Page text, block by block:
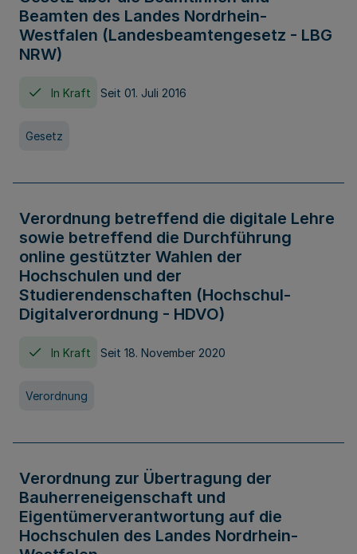
Beamten des Landes Nordrhein-
Westfalen (Landesbeamtengesetz - LBG
NRW)
In Kraft Seit 01. Juli 2016
Gesetz
Verordnung betreffend die digitale Lehre
sowie betreffend die Durchführung
online gestützter Wahlen der
Hochschulen und der
Studierendenschaften (Hochschul-
Digitalverordnung - HDVO)
In Kraft Seit 18. November 2020
Verordnung
Verordnung zur Übertragung der
Bauherreneigenschaft und
Eigentümerverantwortung auf die
Hochschulen des Landes Nordrhein-